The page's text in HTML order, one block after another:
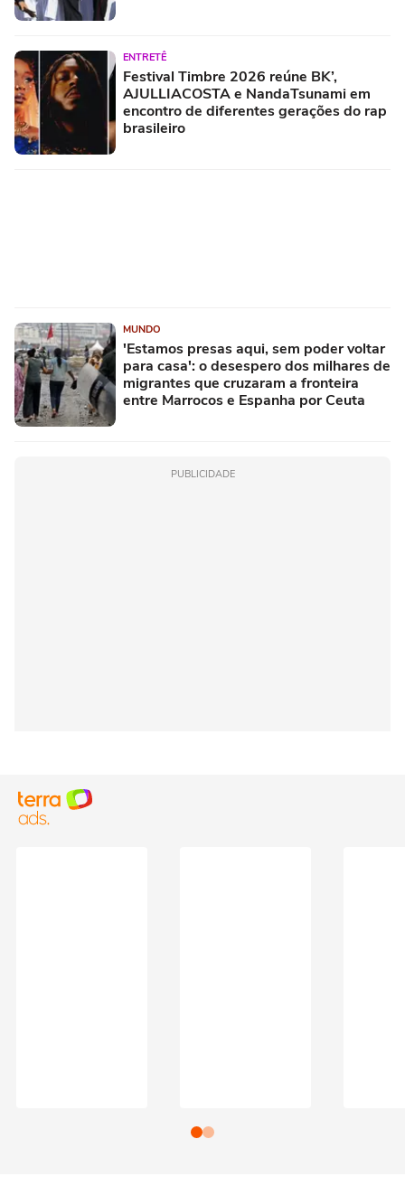
ENTRETÊ
Festival Timbre 2026 reúne BK’,
AJULLIACOSTA e NandaTsunami em
encontro de diferentes gerações do rap
brasileiro
MUNDO
'Estamos presas aqui, sem poder voltar
para casa': o desespero dos milhares de
migrantes que cruzaram a fronteira
entre Marrocos e Espanha por Ceuta
PUBLICIDADE